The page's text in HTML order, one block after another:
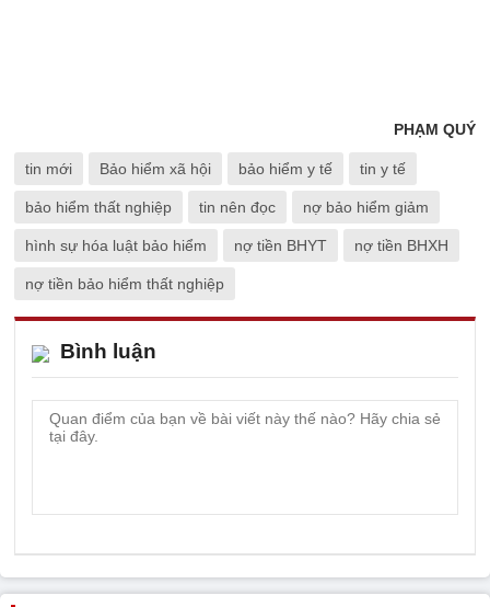
PHẠM QUÝ
tin mới Bảo hiểm xã hội bảo hiểm y tế tin y tế
bảo hiểm thất nghiệp tin nên đọc nợ bảo hiểm giảm
hình sự hóa luật bảo hiểm nợ tiền BHYT nợ tiền BHXH
nợ tiền bảo hiểm thất nghiệp
Bình luận